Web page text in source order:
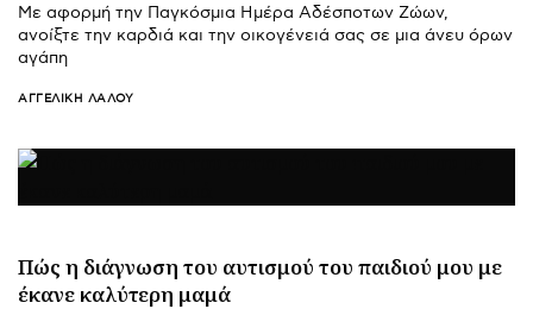
Με αφορμή την Παγκόσμια Ημέρα Αδέσποτων Ζώων,
ανοίξτε την καρδιά και την οικογένειά σας σε μια άνευ όρων
αγάπη
ΑΓΓΕΛΙΚΉ ΛΆΛΟΥ
Πώς η διάγνωση του αυτισμού του παιδιού μου με
έκανε καλύτερη μαμά